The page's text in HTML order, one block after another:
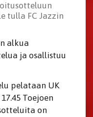
tulla FC Jazzin
alkua
ja osallistuu
pelataan UK
Toejoen
on